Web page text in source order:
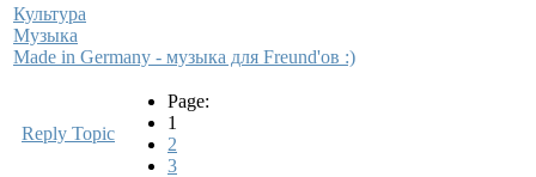
Культура
Музыка
Made in Germany - музыка для Freund'ов :)
Reply Topic
Page:
1
2
3